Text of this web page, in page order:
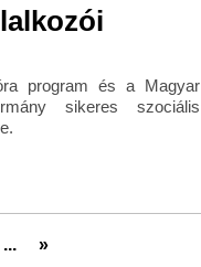
program és a Magyar
sikeres szociális
... »